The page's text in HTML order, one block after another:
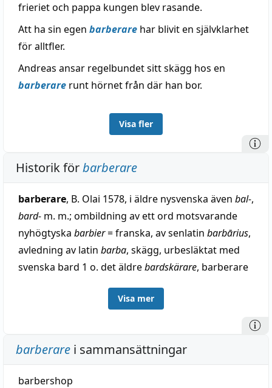
frieriet och pappa kungen blev rasande.
Att ha sin egen barberare har blivit en självklarhet
för alltfler.
Andreas ansar regelbundet sitt skägg hos en
barberare runt hörnet från där han bor.
Visa fler
Historik förbarberare
barberare, B. Olai 1578, i äldre nysvenska även bal-,
bard- m. m.; ombildning av ett ord motsvarande
nyhögtyska barbier= franska, av senlatin barbārius,
avledning av latin barba, skägg, urbesläktat med
svenska bard 1 o. det äldrebardskärare, barberare
Visa mer
barberare i sammansättningar
barbershop